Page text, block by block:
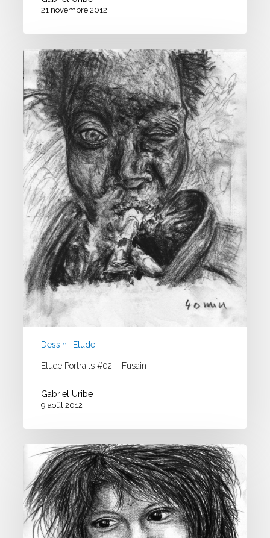
21 novembre 2012
Etude
Portraits
#02
–
Fusain
Dessin Etude
Etude Portraits #02 – Fusain
Gabriel Uribe
9 août 2012
Etude
Portraits
Fusain
#01